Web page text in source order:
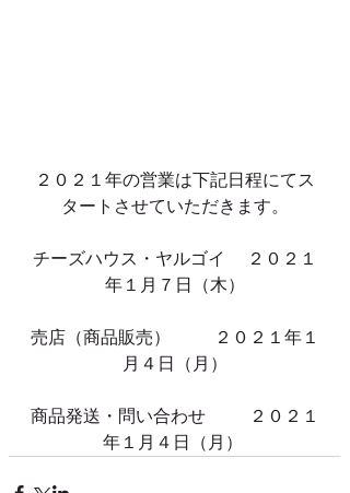
２０２１年の営業は下記日程にてス
タートさせていただきます。
チーズハウス・ヤルゴイ     ２０２１
年１月７日（木）
売店（商品販売）   　   ２０２１年１
月４日（月）
商品発送・問い合わせ　 　 ２０２１
年１月４日（月）